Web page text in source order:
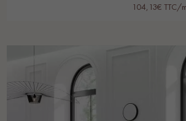
104,13€ TTC/